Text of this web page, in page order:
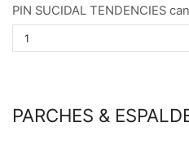
PIN SUCIDAL TENDENCIES
PARCHES &